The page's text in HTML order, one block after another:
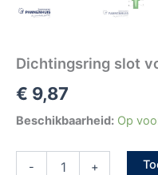
Dichtingsring slot
€ 9,87
Beschikbaarheid: Op
- +